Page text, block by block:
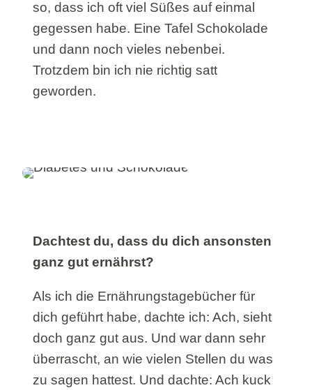
so, dass ich oft viel Süßes auf einmal
gegessen habe. Eine Tafel Schokolade
und dann noch vieles nebenbei.
Trotzdem bin ich nie richtig satt
geworden.
Dachtest du, dass du dich ansonsten
ganz gut ernährst?
Als ich die Ernährungstagebücher für
dich geführt habe, dachte ich: Ach, sieht
doch ganz gut aus. Und war dann sehr
überrascht, an wie vielen Stellen du was
zu sagen hattest. Und dachte: Ach kuck